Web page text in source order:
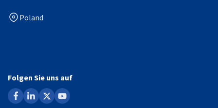
Poland
Folgen Sie uns auf
facebook
linkedin
x youtube